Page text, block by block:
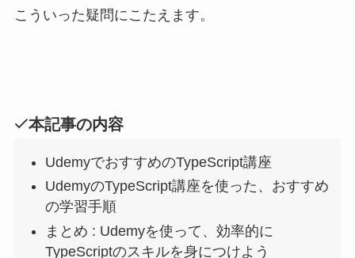
こういった疑問にこたえます。
本記事の内容
UdemyでおすすめのTypeScript講座
UdemyのTypeScript講座を使った、おすすめ
の学習手順
まとめ : Udemyを使って、効率的に
TypeScriptのスキルを身につけよう